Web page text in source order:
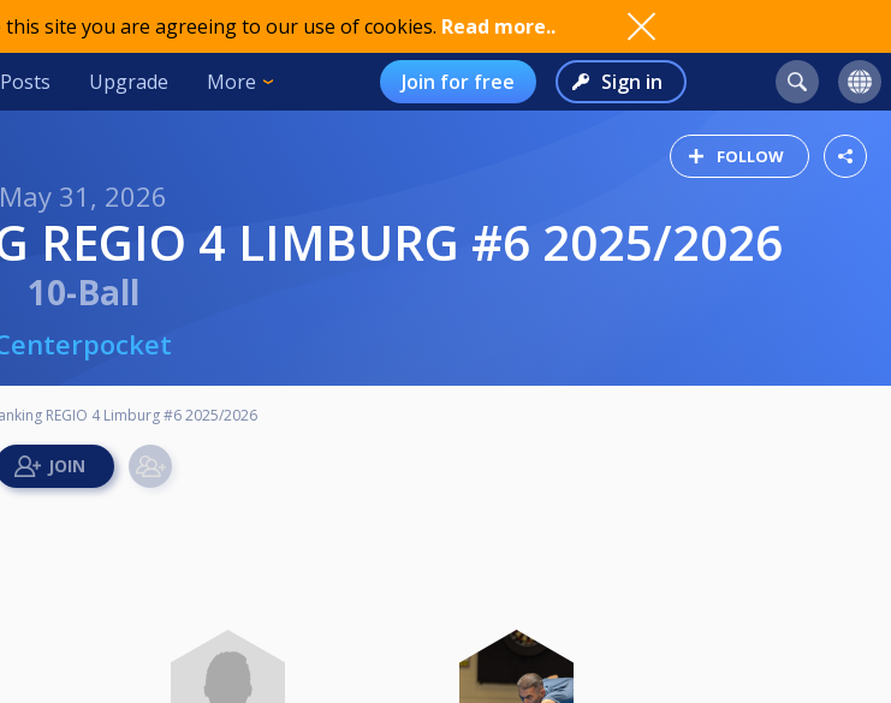
site you are agreeing to our use of cookies. Read more..
Posts Upgrade More Join for free Sign in
FOLLOW
May 31, 2026
REGIO 4 LIMBURG #6 2025/2026
10-Ball
REGIO 4 Limburg #6 2025/2026